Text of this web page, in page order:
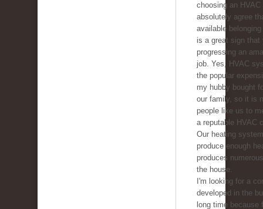
choosing an
absolutely agree
available
is a great sign
progressing an
job. Yes, HVAC
the popular
my hubby bought
our family, so it is
people like us to
a reputable HVAC
Our heating
produce enough
produces
the house.
I'm looking for a
developed in the
long time because